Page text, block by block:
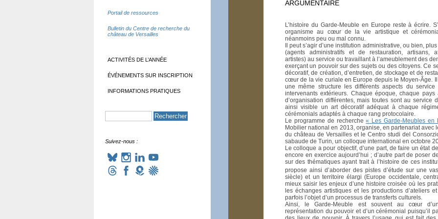
ARGUMENTAIRE
L’histoire du Garde-Meuble en Europe reste à écrire.
organisme au cœur de la vie artistique et
néanmoins peu ou mal connu.
Il peut s’agir d’une institution administrative, ou bien,
(agents administratifs et de restauration, artisans,
artistes) au service ou travaillant à l’ameublement des
exerçant un pouvoir sur des sujets ou des citoyens. Ce
décoratif, de création, d’entretien, de stockage et de
cœur de la vie curiale en Europe depuis le Moyen-Âge.
une même structure les différents aspects du
intervenants extérieurs. Chaque époque, chaque
d’organisation différentes, mais toutes sont au service
ainsi visible un art décoratif adéquat à chaque
cérémonials adaptés à chaque rang protocolaire.
Le programme de recherche« Les Garde-Meubles en
Mobilier national en 2013, organise, en partenariat avec
du château de Versailles et le Centro studi del
sabaude de Turin, un colloque international en octobre
Le colloque a pour objectif, d’une part, de faire un état
encore en exercice aujourd’hui ; d’autre part de poser
sur des thématiques ayant trait à l’histoire de ces
propose ainsi d’aborder des pistes d’étude sur une
siècle) et un territoire élargi (Europe occidentale,
mieux saisir les enjeux d’une histoire croisée où les
les échanges artistiques et les productions d’ateliers
parfois l’objet d’un processus de transferts culturels.
Ainsi, le Garde-Meuble est souvent au cœur
représentation du pouvoir et d’un cérémonial puisqu’il
Portail de ressources
Bulletin du Centre de recherche du
château de Versailles
ACTIVITÉS DE L’ANNÉE
ÉVÉNEMENTS SUR INSCRIPTION
INFORMATIONS PRATIQUES
Suivez-nous :